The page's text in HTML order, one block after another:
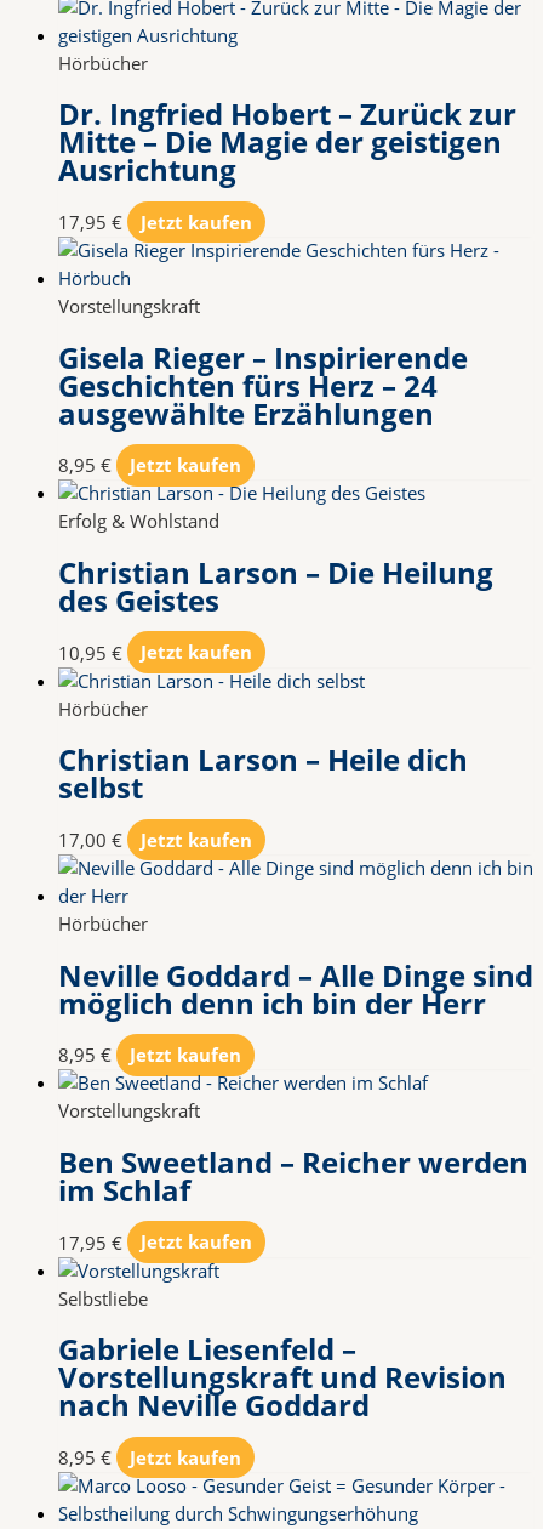
Hörbücher
Dr. Ingfried Hobert – Zurück zur
Mitte – Die Magie der geistigen
Ausrichtung
17,95 € Jetzt kaufen
Vorstellungskraft
Gisela Rieger – Inspirierende
Geschichten fürs Herz – 24
ausgewählte Erzählungen
8,95 € Jetzt kaufen
Erfolg & Wohlstand
Christian Larson – Die Heilung
des Geistes
10,95 € Jetzt kaufen
Hörbücher
Christian Larson – Heile dich
selbst
17,00 € Jetzt kaufen
Hörbücher
Neville Goddard – Alle Dinge sind
möglich denn ich bin der Herr
8,95 € Jetzt kaufen
Vorstellungskraft
Ben Sweetland – Reicher werden
im Schlaf
17,95 € Jetzt kaufen
Selbstliebe
Gabriele Liesenfeld –
Vorstellungskraft und Revision
nach Neville Goddard
8,95 € Jetzt kaufen